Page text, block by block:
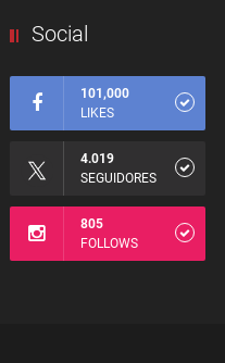
Social
101,000
LIKES
4.019
SEGUIDORES
805
FOLLOWS